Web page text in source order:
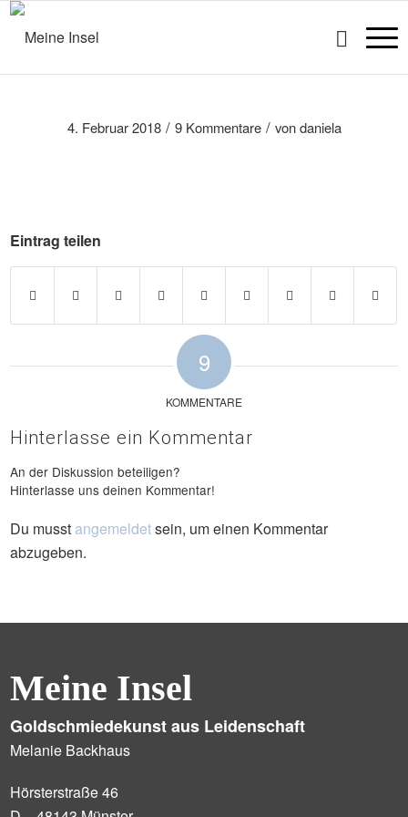
4. Februar 2018 / 9 Kommentare / vondaniela
Eintrag teilen
9
KOMMENTARE
Hinterlasse ein Kommentar
An der Diskussion beteiligen?
Hinterlasse uns deinen Kommentar!
Du musst angemeldetsein, um einen Kommentar
abzugeben.
Meine Insel
Goldschmiedekunst aus Leidenschaft
Melanie Backhaus
Hörsterstraße 46